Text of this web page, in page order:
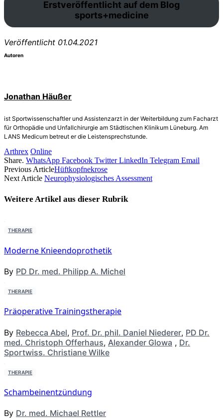
Erstveröffentlicht auf dem Blog
sports+medicine
Veröffentlicht 01.04.2021
Autoren
Jonathan Häußer
ist Sportwissenschaftler und Assistenzarzt in der Weiterbildung zum Facharzt
für Orthopädie und Unfallchirurgie am Städtischen Klinikum Lüneburg. Am
LANS Medicum betreut er die Leistensprechstunde.
Arthrex Online
Share. WhatsApp Facebook Twitter LinkedIn Telegram Email
Previous ArticleHüftkopfnekrose
Next Article Neurophysiologisches Assessment
Weitere Artikel aus dieser Rubrik
THERAPIE
Moderne Knieendoprothetik
By PD Dr. med. Philipp A. Michel
THERAPIE
Präoperative Trainingstherapie
By Rebecca Abel, Prof. Dr. phil. Daniel Niederer, PD Dr.
med. Christoph Offerhaus, Alexander Glowa , Dr.
Sportwiss. Christiane Wilke
THERAPIE
Schambeinentzündung
By Dr. med. Michael Rettler